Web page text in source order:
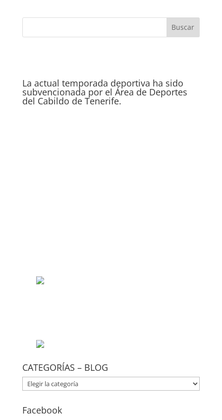
La actual temporada deportiva ha sido
subvencionada por el Área de Deportes
del Cabildo de Tenerife.
CATEGORÍAS – BLOG
CATEGORÍAS
–
Facebook